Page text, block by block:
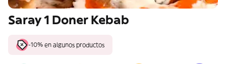
Saray 1 Doner Kebab
-10% en algunos productos